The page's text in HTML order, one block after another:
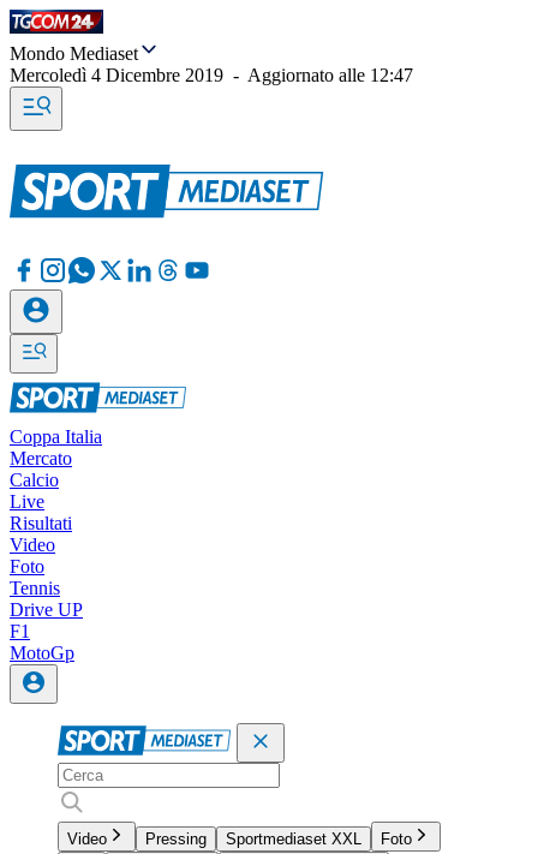
Mondo Mediaset
Mercoledì 4 Dicembre 2019 - Aggiornato alle 12:47
Coppa Italia
Mercato
Calcio
Live
Risultati
Video
Foto
Tennis
Drive UP
F1
MotoGp
Video Pressing Sportmediaset XXL
Foto